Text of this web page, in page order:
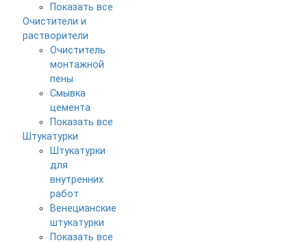
Показать все
Очистители и
растворители
Очиститель
монтажной
пены
Смывка
цемента
Показать все
Штукатурки
Штукатурки
для
внутренних
работ
Венецианские
штукатурки
Показать все